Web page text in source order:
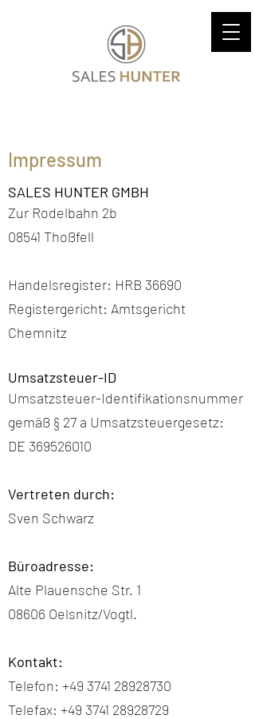
Impressum
SALES HUNTER GMBH
Zur Rodelbahn 2b
08541 Thoßfell
​Handelsregister: HRB 36690
Registergericht: Amtsgericht
Chemnitz
​Umsatzsteuer-ID​
Umsatzsteuer-Identifikationsnummer
gemäß § 27 a Umsatzsteuergesetz:
DE 369526010
Vertreten durch:
Sven Schwarz
Büroadresse:
Alte Plauensche Str. 1
08606 Oelsnitz/Vogtl.
Kontakt:
Telefon: +49 3741 28928730
Telefax: +49 3741 28928729